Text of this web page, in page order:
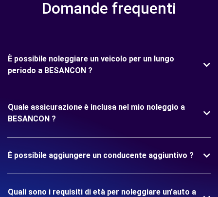
Domande frequenti
È possibile noleggiare un veicolo per un lungo
periodo a BESANCON ?
Quale assicurazione è inclusa nel mio noleggio a
BESANCON ?
È possibile aggiungere un conducente aggiuntivo ?
Quali sono i requisiti di età per noleggiare un'auto a